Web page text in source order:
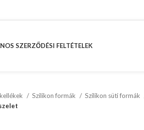
SZERZŐDÉSI FELTÉTELEK
Szilikon formák
Szilikon süti formák